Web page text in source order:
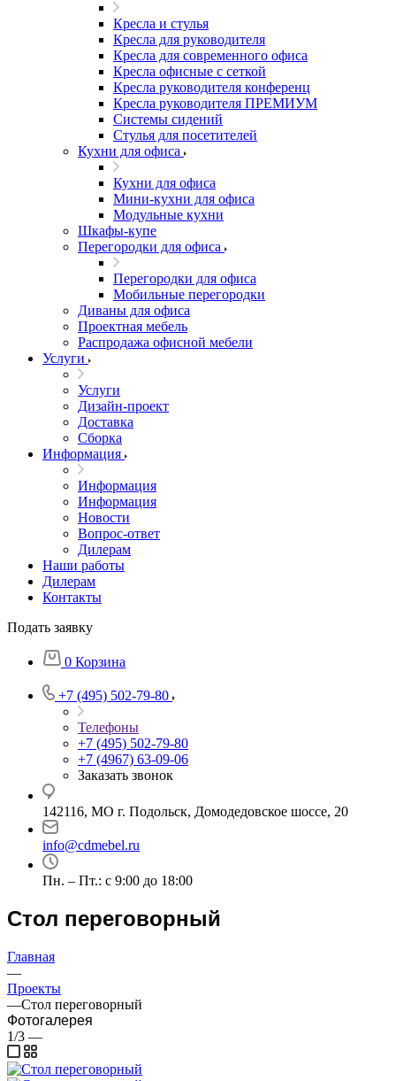
Кресла и стулья
Кресла для руководителя
Кресла для современного офиса
Кресла офисные с сеткой
Кресла руководителя конференц
Кресла руководителя ПРЕМИУМ
Системы сидений
Стулья для посетителей
Кухни для офиса
Кухни для офиса
Мини-кухни для офиса
Модульные кухни
Шкафы-купе
Перегородки для офиса
Перегородки для офиса
Мобильные перегородки
Диваны для офиса
Проектная мебель
Распродажа офисной мебели
Услуги
Услуги
Дизайн-проект
Доставка
Сборка
Информация
Информация
Информация
Новости
Вопрос-ответ
Дилерам
Наши работы
Дилерам
Контакты
Подать заявку
0 Корзина
+7 (495) 502-79-80
Телефоны
+7 (495) 502-79-80
+7 (4967) 63-09-06
Заказать звонок
142116, МО г. Подольск, Домодедовское шоссе, 20
info@cdmebel.ru
Пн. – Пт.: с 9:00 до 18:00
Стол переговорный
Главная
—
Проекты
—Стол переговорный
Фотогалерея
1/3 —